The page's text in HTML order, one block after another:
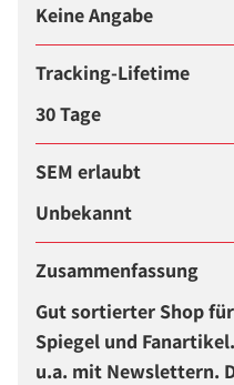
Keine Angabe
Tracking-Lifetime
30 Tage
SEM erlaubt
Unbekannt
Zusammenfassung
Gut sortierter Shop
Spiegel und
u.a. mit Newslettern.